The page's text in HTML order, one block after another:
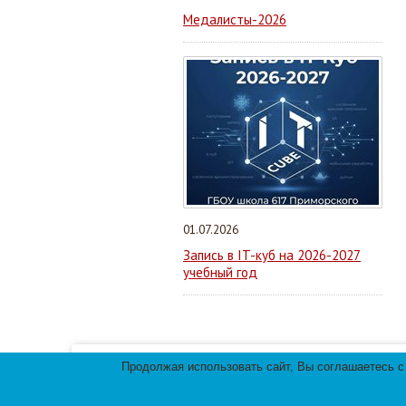
Медалисты-2026
01.07.2026
Запись в IT-куб на 2026-2027
учебный год
Продолжая использовать сайт, Вы соглашаетесь
Мы используем файлы cookies для